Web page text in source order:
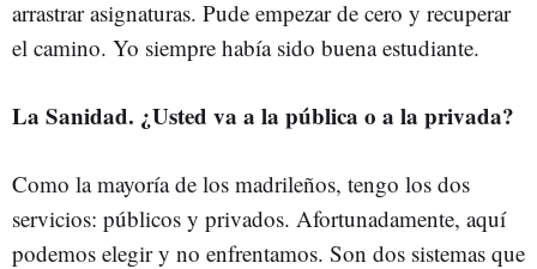
arrastrar asignaturas. Pude empezar de cero y recuperar
el camino. Yo siempre había sido buena estudiante.
La Sanidad. ¿Usted va a la pública o a la privada?
Como la mayoría de los madrileños, tengo los dos
servicios: públicos y privados. Afortunadamente, aquí
podemos elegir y no enfrentamos. Son dos sistemas que